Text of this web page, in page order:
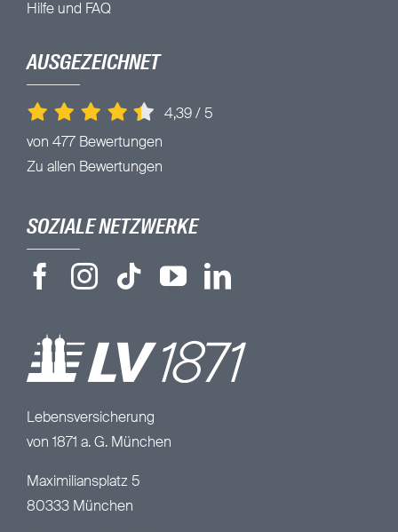
Hilfe und FAQ
AUSGEZEICHNET
4,39/ 5
von 477 Bewertungen
Zu allen Bewertungen
SOZIALE NETZWERKE
Lebensversicherung
von 1871 a. G. München
Maximiliansplatz 5
80333 München